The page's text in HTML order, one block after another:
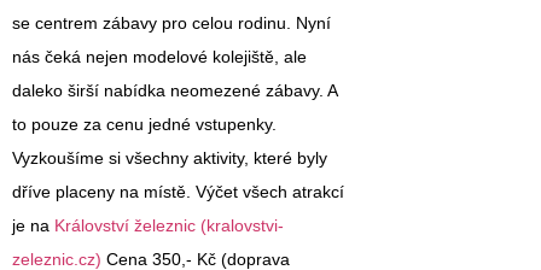
se centrem zábavy pro celou rodinu. Nyní
nás čeká nejen modelové kolejiště, ale
daleko širší nabídka neomezené zábavy. A
to pouze za cenu jedné vstupenky.
Vyzkoušíme si všechny aktivity, které byly
dříve placeny na místě. Výčet všech atrakcí
je na Království železnic (kralovstvi-
zeleznic.cz) Cena 350,- Kč (doprava